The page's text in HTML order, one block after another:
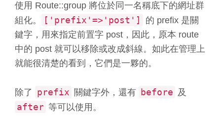
使用 Route::group 將位於同一名稱底下的網址群
組化。
['prefix'=>'post']
的 prefix 是關
鍵字，用來指定前置字 post，因此，原本 route
中的 post 就可以移除或改成斜線。如此在管理上
就能很清楚的看到，它們是一夥的。
除了 prefix 關鍵字外，還有 before 及
after 等可以使用。